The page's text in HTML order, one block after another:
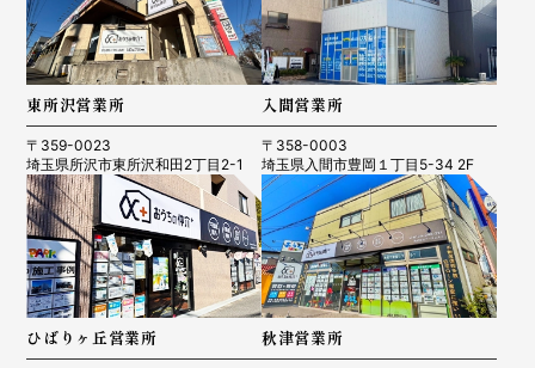
東所沢営業所
〒359-0023
埼玉県所沢市東所沢和田2丁目2-1
入間営業所
〒358-0003
埼玉県入間市豊岡１丁目5-34 2F
ひばりヶ丘営業所 秋津営業所